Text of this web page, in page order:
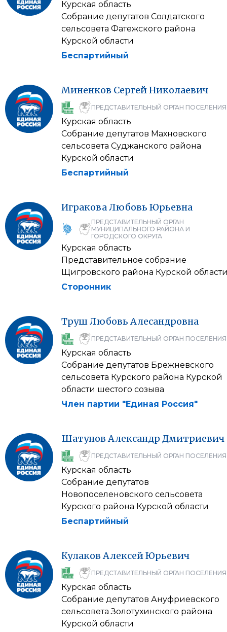
Курская область
Собрание депутатов Солдатского
сельсовета Фатежского района
Курской области
Беспартийный
Миненков СергейНиколаевич
ПРЕДСТАВИТЕЛЬНЫЙ ОРГАН ПОСЕЛЕНИЯ
Курская область
Собрание депутатов Махновского
сельсовета Суджанского района
Курской области
Беспартийный
ИграковаЛюбовь Юрьевна
ПРЕДСТАВИТЕЛЬНЫЙ ОРГАН
МУНИЦИПАЛЬНОГО РАЙОНА И
ГОРОДСКОГО ОКРУГА
Курская область
Представительное собрание
Щигровского района Курской
Сторонник
ТрушЛюбовь Алесандровна
ПРЕДСТАВИТЕЛЬНЫЙ ОРГАН ПОСЕЛЕНИЯ
Курская область
Собрание депутатов Брежневского
сельсовета Курского района Курской
области шестого созыва
Член партии "Единая Россия"
Шатунов Александр Дмитриевич
ПРЕДСТАВИТЕЛЬНЫЙ ОРГАН ПОСЕЛЕНИЯ
Курская область
Собрание депутатов
Новопоселеновского сельсовета
Курского района Курской области
Беспартийный
Кулаков АлексейЮрьевич
ПРЕДСТАВИТЕЛЬНЫЙ ОРГАН ПОСЕЛЕНИЯ
Курская область
Собрание депутатов Ануфриевского
сельсовета Золотухинского района
Курской области